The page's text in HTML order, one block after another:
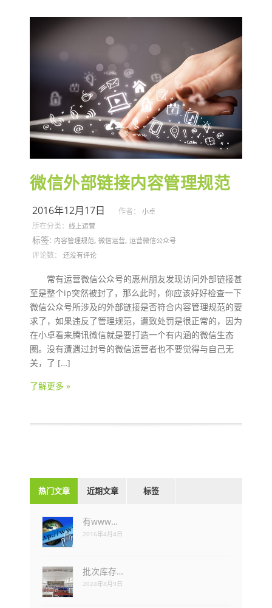
微信外部链接内容管理规范
2016年12月17日 作者： 小卓
所在分类： 线上运营
标签: 内容管理规范, 微信运营, 运营微信公众号
评论数： 还没有评论
常有运营微信公众号的惠州朋友发现访问外部链接甚
至是整个ip突然被封了，那么此时，你应该好好检查一下
微信公众号所涉及的外部链接是否符合内容管理规范的要
求了，如果违反了管理规范，遭致处罚是很正常的，因为
在小卓看来腾讯微信就是要打造一个有内涵的微信生态
圈。没有遭遇过封号的微信运营者也不要觉得与自己无
关，了 […]
了解更多 »
热门文章 近期文章 标签
有www…
2016年4月4日
批次库存…
2024年8月9日